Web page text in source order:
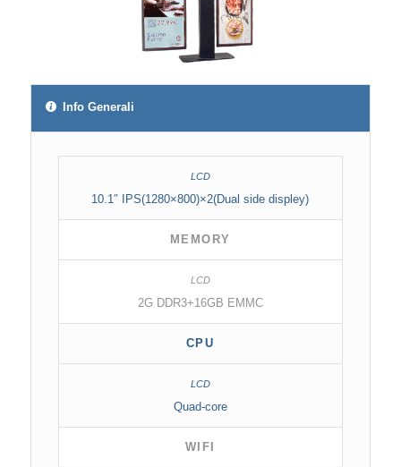
Info Generali
10.1″ IPS(1280×800)×2(Dual side displey)
MEMORY
2G DDR3+16GB EMMC
CPU
Quad-core
WIFI